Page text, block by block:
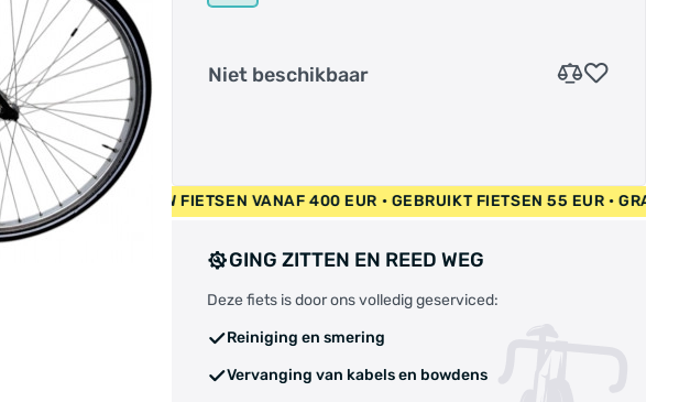
Niet beschikbaar
• GRATIS VERZENDING OP NIEUW FIETSEN VANAF 400 EUR • GEBRUIKT FIETSEN 55
GING ZITTEN EN REED WEG
Deze fiets is door ons volledig geserviced:
Reiniging en smering
Vervanging van kabels en bowdens